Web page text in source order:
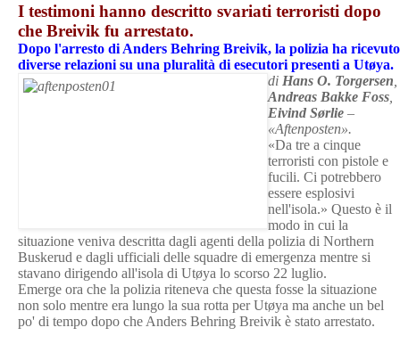
I testimoni hanno descritto svariati terroristi dopo
che Breivik fu arrestato.
Dopo l'arresto di Anders Behring Breivik, la polizia ha ricevuto
diverse relazioni su una pluralità di esecutori presenti a Utøya.
di Hans O. Torgersen
Andreas Bakke Foss
Eivind Sørlie –
«Aftenposten».
«Da tre a cinque
terroristi con pistole e
fucili. Ci potrebbero
essere esplosivi
nell'isola.» Questo è il
modo in cui la
situazione veniva descritta dagli agenti della polizia di Northern
Buskerud e dagli ufficiali delle squadre di emergenza mentre si
stavano dirigendo all'isola di Utøya lo scorso 22 luglio.
Emerge ora che la polizia riteneva che questa fosse la situazione
non solo mentre era lungo la sua rotta per Utøya ma anche un bel
po' di tempo dopo che Anders Behring Breivik è stato arrestato.